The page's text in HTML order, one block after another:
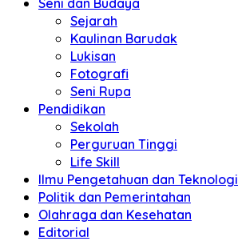
Sejarah
Kaulinan Barudak
Lukisan
Fotografi
Seni Rupa
Pendidikan
Sekolah
Perguruan Tinggi
Life Skill
Ilmu Pengetahuan dan Teknologi
Politik dan Pemerintahan
Olahraga dan Kesehatan
Editorial